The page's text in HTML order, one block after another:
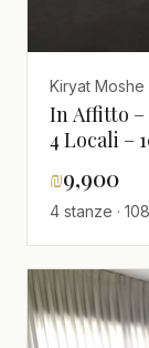
Kiryat Moshe
In Affitto
4 Locali –
₪9,900
4 stanze ·